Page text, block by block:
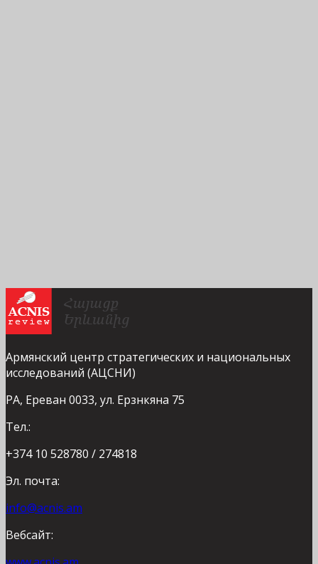
Армянский центр стратегических и национальных
исследований (АЦСНИ)
РА, Ереван 0033, ул. Ерзнкяна 75
Тел.:
+374 10 528780 / 274818
Эл. почта:
info@acnis.am
Вебсайт: